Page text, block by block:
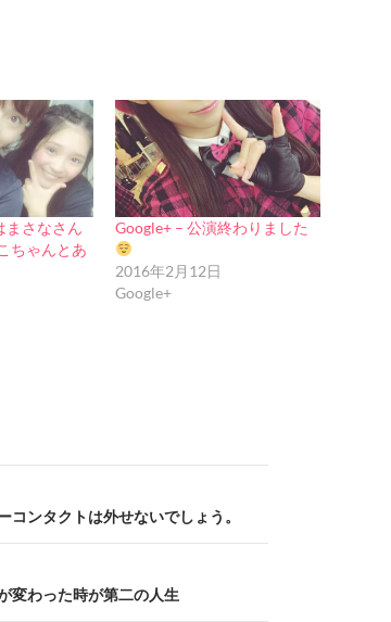
まさなさん
ちゃんとあ
Google+ – 公演終わりました
2016年2月12日
Google+
ンタクトは外せないでしょう。
変わった時が第二の人生